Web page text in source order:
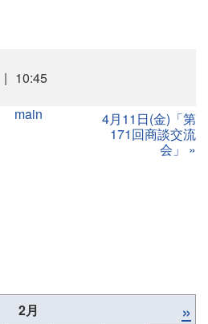
10:45
main
4月11日(金)「第
171回商談交流
会」
»
2月 »